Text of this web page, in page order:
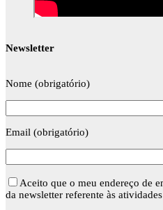
Newsletter
Nome (obrigatório)
Email (obrigatório)
Aceito que o meu endereço de
da newsletter referente às